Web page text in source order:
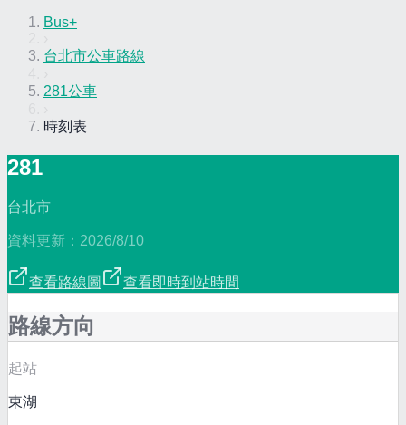
Bus+
台北市公車路線
281公車
時刻表
281
台北市
資料更新： 2026/8/10
查看路線圖 查看即時到站時間
路線方向
起站
東湖